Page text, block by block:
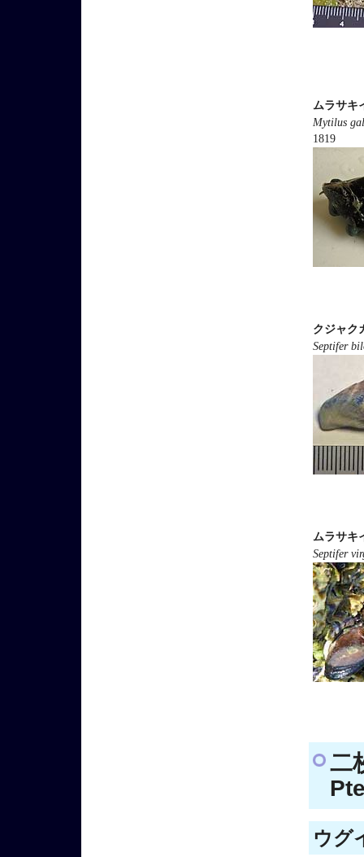
ムラサキ
Mytilus
1819
クジャク
Septifer
ムラサキ
Septifer
二
ウグ